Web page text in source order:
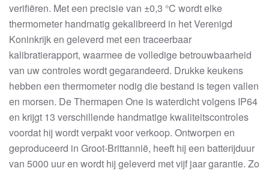
verifiëren. Met een precisie van ±0,3 °C wordt elke
thermometer handmatig gekalibreerd in het Verenigd
Koninkrijk en geleverd met een traceerbaar
kalibratierapport, waarmee de volledige betrouwbaarheid
van uw controles wordt gegarandeerd. Drukke keukens
hebben een thermometer nodig die bestand is tegen vallen
en morsen. De Thermapen One is waterdicht volgens IP64
en krijgt 13 verschillende handmatige kwaliteitscontroles
voordat hij wordt verpakt voor verkoop. Ontworpen en
geproduceerd in Groot-Brittannië, heeft hij een batterijduur
van 5000 uur en wordt hij geleverd met vijf jaar garantie. Zo